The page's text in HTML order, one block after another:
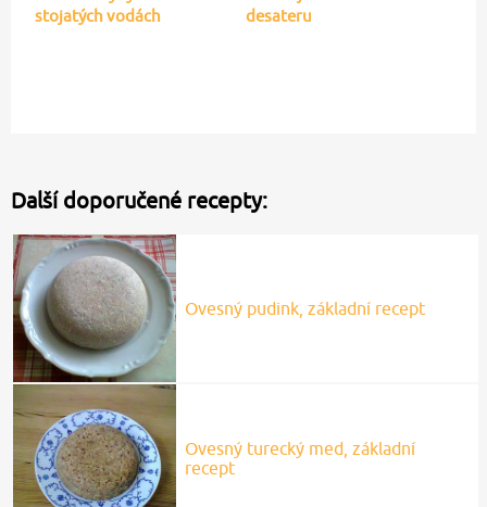
stojatých vodách
desateru
Další doporučené recepty:
Ovesný pudink, základní recept
Ovesný turecký med, základní
recept